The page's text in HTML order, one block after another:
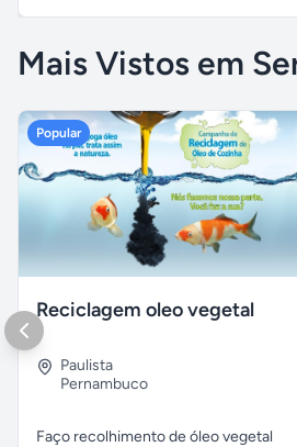
Mais Vistos em
Popular
Reciclagem oleo vegetal
Paulista
Pernambuco
Faço recolhimento de óleo vegetal